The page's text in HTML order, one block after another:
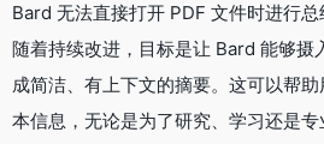
Bard 无法直接打开 PDF 文件时进行总
随着持续改进，目标是让 Bard 能够摄
成简洁、有上下文的摘要。这可以帮
本信息，无论是为了研究、学习还是